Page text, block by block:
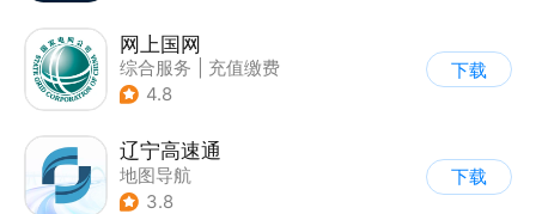
网上国网
综合服务
充值缴费
4.8
下载
辽宁高速通
地图导航
3.8
下载